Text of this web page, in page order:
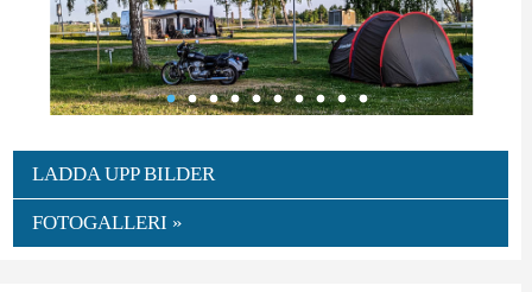
LADDA UPP BILDER
FOTOGALLERI »